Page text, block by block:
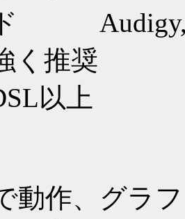
く推奨
以上
動作、グラ